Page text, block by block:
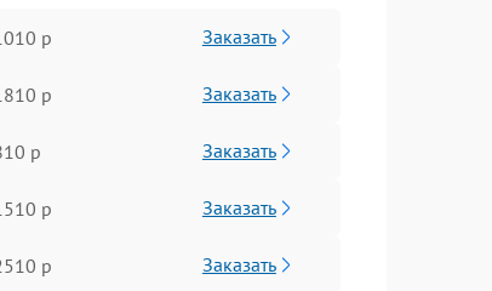
р Заказать
р Заказать
р Заказать
р Заказать
р Заказать